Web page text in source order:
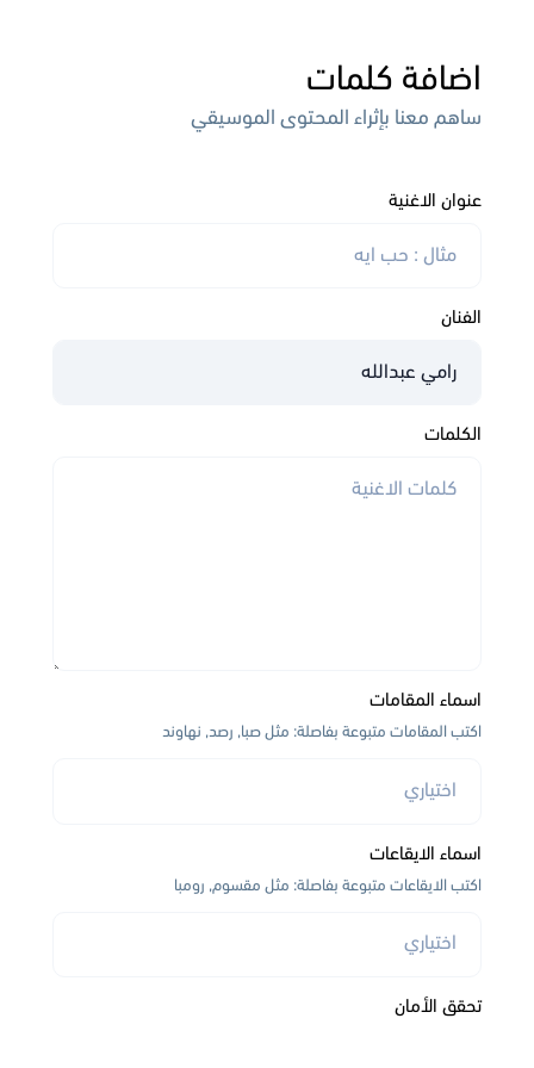
اضافة كلمات
ساهم معنا بإثراء المحتوى الموسيقي
عنوان الاغنية
الفنان
الكلمات
اسماء المقامات
اكتب المقامات متبوعة بفاصلة: مثل صبا, رصد, نهاوند
اسماء الايقاعات
اكتب الايقاعات متبوعة بفاصلة: مثل مقسوم, رومبا
تحقق الأمان